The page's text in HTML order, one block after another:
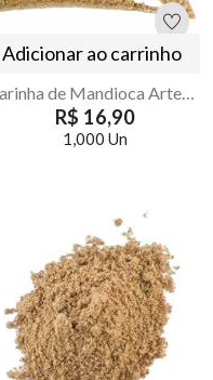
Adicionar ao carrinho
R$ 16,90
1,000 Un